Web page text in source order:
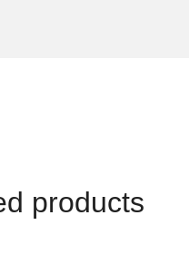
products